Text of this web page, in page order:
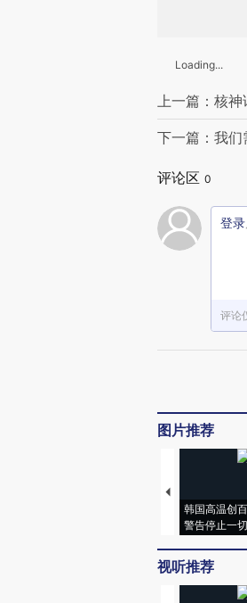
Loading...
上一篇：核
下一篇：我们
评论区 0
登录
评论
图片推荐
韩国高温创
警告停止一
视听推荐